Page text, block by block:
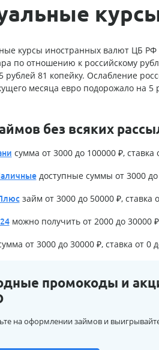
курсы иностранных валют ЦБ РФ
по отношению к российскому
рублей 81 копейку. Ослабление
месяца евро подорожало на 5
без всяких
сумма от 3000 до 100000 ₽,
доступные суммы от 3000 до
займ от 3000 до 50000 ₽, ставка
можно получить от 2000 до 30000
от 3000 до 30000 ₽, ставка от 0
промокоды и
на оформлении займов и